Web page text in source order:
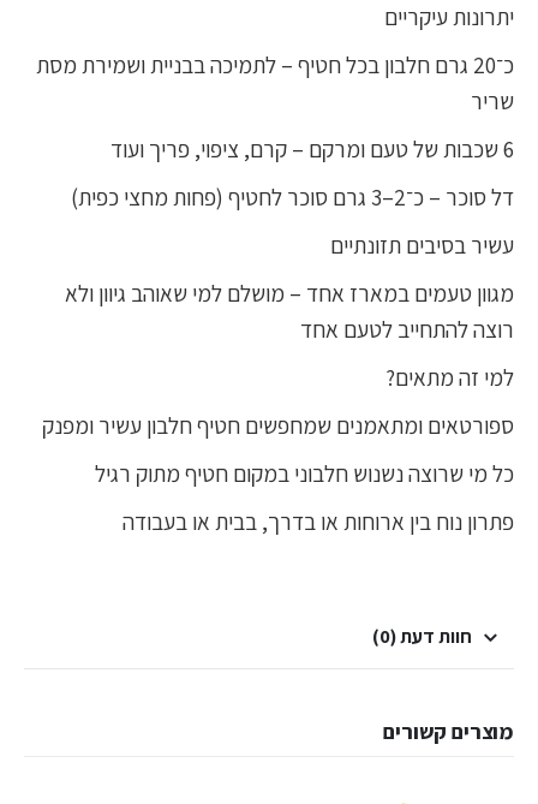
יתרונות עיקריים
כ־20 גרם חלבון בכל חטיף – לתמיכה בבניית ושמירת מסת
שריר
6 שכבות של טעם ומרקם – קרם, ציפוי, פריך ועוד
דל סוכר – כ־2–3 גרם סוכר לחטיף (פחות מחצי כפית)
עשיר בסיבים תזונתיים
מגוון טעמים במארז אחד – מושלם למי שאוהב גיוון ולא
רוצה להתחייב לטעם אחד
למי זה מתאים?
ספורטאים ומתאמנים שמחפשים חטיף חלבון עשיר ומפנק
כל מי שרוצה נשנוש חלבוני במקום חטיף מתוק רגיל
פתרון נוח בין ארוחות או בדרך, בבית או בעבודה
חוות דעת (0)
מוצרים קשורים